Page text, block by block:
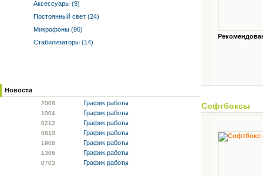
Аксессуары (9)
Постоянный свет (24)
Микрофоны (96)
Стабилизаторы (14)
Новости
2008 График работы
1004 График работы
0212 График работы
0810 График работы
1908 График работы
1306 График работы
0703 График работы
Софтбоксы